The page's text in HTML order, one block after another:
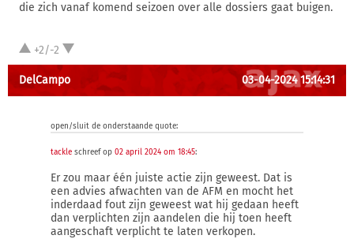
die zich vanaf komend seizoen over alle dossiers gaat buigen.
+2/-2
DelCampo 03-04-2024 15:14:31
open/sluit de onderstaande quote:
tackle schreef op 02 april 2024 om 18:45:
Er zou maar één juiste actie zijn geweest. Dat is
een advies afwachten van de AFM en mocht het
inderdaad fout zijn geweest wat hij gedaan heeft
dan verplichten zijn aandelen die hij toen heeft
aangeschaft verplicht te laten verkopen.